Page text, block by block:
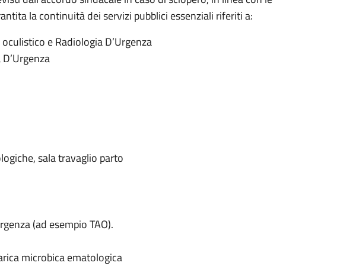
la continuità dei servizi pubblici essenziali riferiti a:
e Radiologia D’Urgenza
sala travaglio parto
(ad esempio TAO).
microbica ematologica